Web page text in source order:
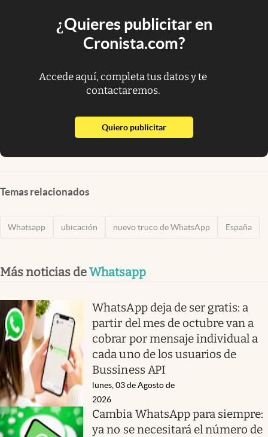
¿Quieres publicitar en
Cronista.com?
Accede aquí, completa tus datos y te
contactaremos.
Quiero publicitarabre en nueva pestaña
Temas relacionados
Whatsapp ubicación nuevo truco de WhatsApp España
Más noticias deWhatsapp
WhatsApp deja de ser gratis: a
partir del mes de octubre van a
cobrar por mensaje individual a
cada uno de los usuarios de
Bussiness API
lunes, 03 de Agosto de
2026
Cambia WhatsApp para siempre:
ya no se necesitará el número de